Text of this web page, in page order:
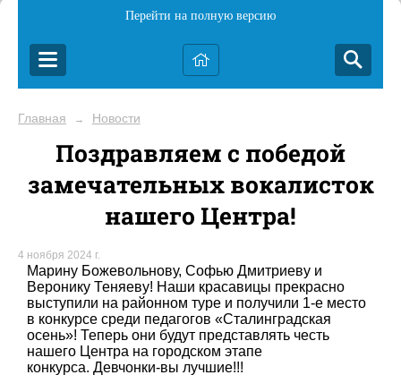
Перейти на полную версию
Главная → Новости
Поздравляем с победой
замечательных вокалисток
нашего Центра!
4 ноября 2024 г.
Марину Божевольнову, Софью Дмитриеву и
Веронику Теняеву! Наши красавицы прекрасно
выступили на районном туре и получили 1-е место
в конкурсе среди педагогов «Сталинградская
осень»! Теперь они будут представлять честь
нашего Центра на городском этапе
конкурса. Девчонки-вы лучшие!!!